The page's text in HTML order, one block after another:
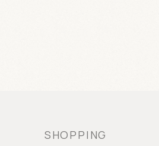
SHOPPING